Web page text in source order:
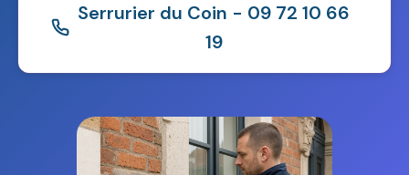
Serrurier du Coin - 09 72 10 66
19